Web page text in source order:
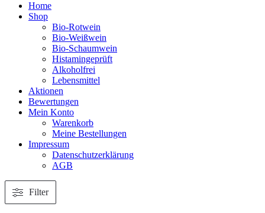
Home
Shop
Bio-Rotwein
Bio-Weißwein
Bio-Schaumwein
Histamingeprüft
Alkoholfrei
Lebensmittel
Aktionen
Bewertungen
Mein Konto
Warenkorb
Meine Bestellungen
Impressum
Datenschutzerklärung
AGB
Filter